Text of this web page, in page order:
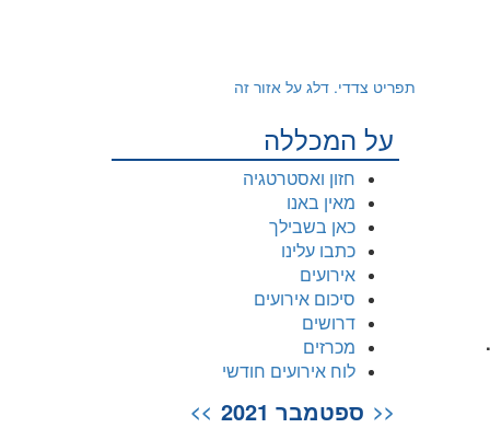
תפריט צדדי. דלג על אזור זה
על המכללה
חזון ואסטרטגיה
מאין באנו
כאן בשבילך
כתבו עלינו
אירועים
סיכום אירועים
דרושים
מכרזים
לוח אירועים חודשי
<< ספטמבר 2021 >>